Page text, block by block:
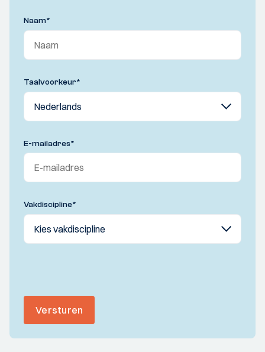
Naam*
Taalvoorkeur*
E-mailadres*
Vakdiscipline*
Versturen